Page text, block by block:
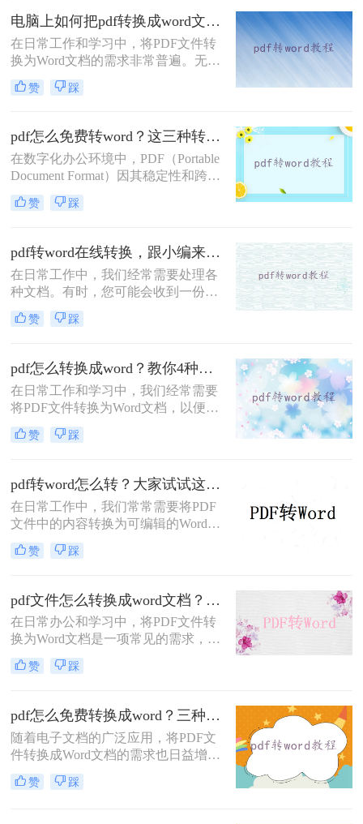
何转换成word呢？本文将介绍三种将
PDF转换成Word的方法。
电脑上如何把pdf转换成word文档？教你四种常用转换方法！
在日常工作和学习中，将PDF文件转
换为Word文档的需求非常普遍。无论
是为了编辑文本，还是为了重新排
版，将PDF转换为Word都能带来很大
word文档呢？本文将详细介绍四种在
电脑上将PDF转换为Word的方法。
赞 踩
pdf怎么免费转word？这三种转换方法很简单！
在数字化办公环境中，PDF（Portable
Document Format）因其稳定性和跨平
台兼容性而广泛应用。然而，当需要
编辑或修改PDF内容时，将其转换为
么pdf怎么免费转word呢？本文将介绍
三种免费的PDF转Word方法。
赞 踩
pdf转word在线转换，跟小编来学习吧
在日常工作中，我们经常需要处理各
种文档。有时，您可能会收到一份
PDF格式的文件，但为了进一步编辑
或修改，您需要将其转换为Word格
展，现在有许多在线工具可以轻松实
现PDF到Word的转换，无需安装任何
软件。本文将向您介绍如何使用这些
在线服务来完成转换，并提供一些选
择在线转换工具时应考虑的因素。
赞 踩
pdf怎么转换成word？教你4种实用转换方法！
在日常工作和学习中，我们经常需要
将PDF文件转换为Word文档，以便进
行编辑、修改或格式调整。
PDF（Portable Document Format）因
欢迎，但Word文档则提供了更灵活的
编辑功能。那么pdf怎么转换成word
呢？本文将详细介绍几种将PDF转换
成Word的高效方法，帮助用户轻松应
对这一需求。
赞 踩
pdf转word怎么转？大家试试这三种转换方法！
在日常工作中，我们常常需要将PDF
文件中的内容转换为可编辑的Word文
档，以便于修改或重新排版。幸运的
是，随着技术的发展，现在有多种方
那么pdf转word怎么转呢？本文将介绍
三种常见的PDF转Word的方法，包括
在线转换工具、使用Microsoft Office
以及专业软件转换。
赞 踩
pdf文件怎么转换成word文档？这4个好用的方法千万别错过！
在日常办公和学习中，将PDF文件转
换为Word文档是一项常见的需求，以
便进行编辑、修改或格式调整。虽然
PDF格式因其跨平台兼容性和内容稳
内容时，Word文档提供了更大的灵活
性和便利性。那么pdf文件怎么转换成
word文档呢？本文将介绍四种将PDF
文件转换为Word文档的实用方法，帮
助您轻松应对这一需求。
赞 踩
pdf怎么免费转换成word？三种方法任你选择！
随着电子文档的广泛应用，将PDF文
件转换成Word文档的需求也日益增
长。虽然有一些付费软件能够提供高
质量的转换效果，但对于一些用户来
赞 踩